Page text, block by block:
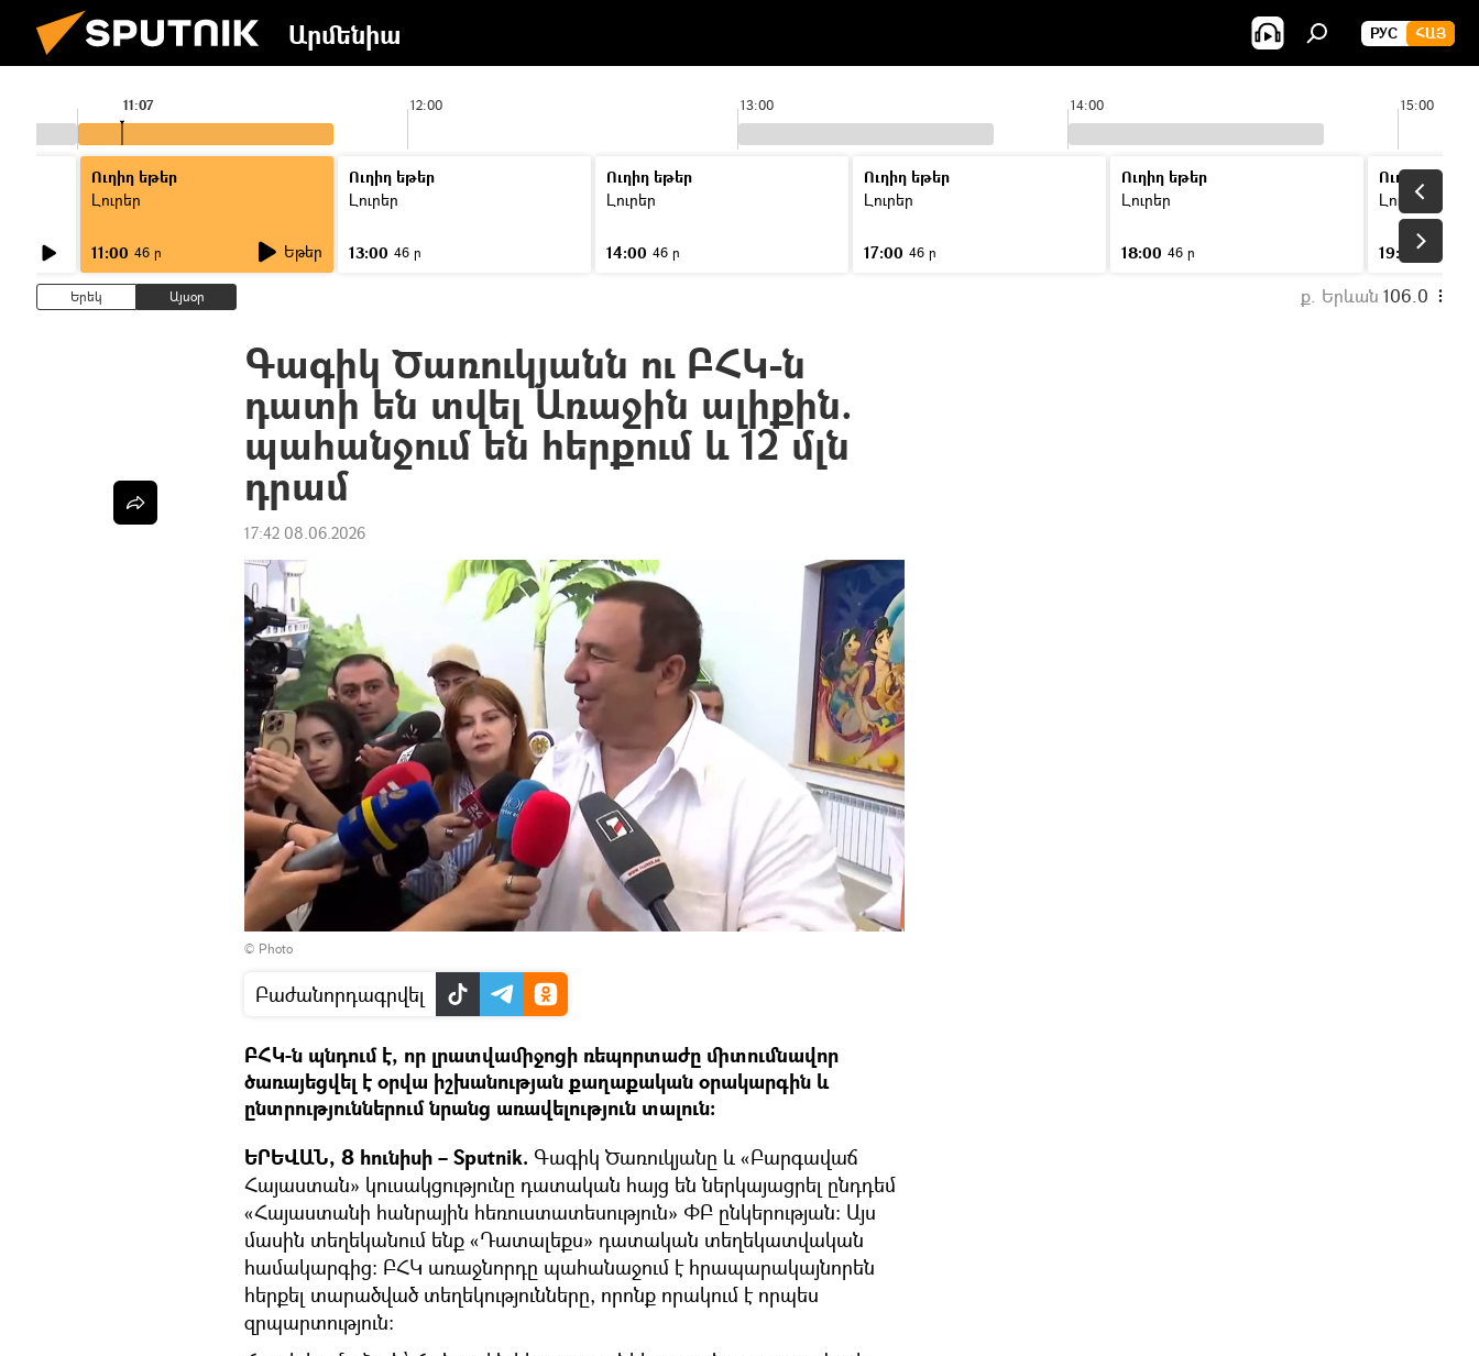
Արմենիա РУС ՀԱՅ
12:00 13:00 14:00 15:00
11:07
Ուղիղ եթեր
Լուրեր
11:00 46 ր Եթեր
Ուղիղ եթեր
Լուրեր
13:00 46 ր
Ուղիղ եթեր
Լուրեր
14:00 46 ր
Ուղիղ եթեր
Լուրեր
17:00 46 ր
Ուղիղ եթեր
Լուրեր
18:00 46 ր
Ուղիղ եթեր
Լուրեր
19:00
Երեկ Այսօր ք. Երևան 106.0
Գագիկ Ծառուկյանն ու ԲՀԿ-ն
դատի են տվել Առաջին ալիքին.
պահանջում են հերքում և 12 մլն
դրամ
17:42 08.06.2026
© Photo
Բաժանորդագրվել
ԲՀԿ-ն պնդում է, որ լրատվամիջոցի ռեպորտաժը միտումնավոր
ծառայեցվել է օրվա իշխանության քաղաքական օրակարգին և
ընտրություններում նրանց առավելություն տալուն։
ԵՐԵՎԱՆ, 8 հունիսի – Sputnik. Գագիկ Ծառուկյանը և «Բարգավաճ
Հայաստան» կուսակցությունը դատական հայց են ներկայացրել ընդդեմ
«Հայաստանի հանրային հեռուստատեսություն» ՓԲ ընկերության։ Այս
մասին տեղեկանում ենք «Դատալեքս» դատական տեղեկատվական
համակարգից։ ԲՀԿ առաջնորդը պահանաջում է հրապարակայնորեն
հերքել տարածված տեղեկությունները, որոնք որակում է որպես
զրպարտություն։